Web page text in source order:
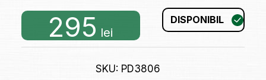
295 lei
DISPONIBIL
SKU: PD3806